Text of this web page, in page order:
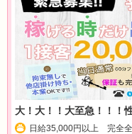
大！大！！大至急！！！
日給35,000円以上 完全